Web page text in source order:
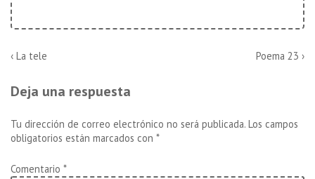
Navegación
de
entradas
La
es
‹ La tele
La
Poema 23 ›
Deja una respuesta
Tu dirección de correo electrónico no será publicada. Los campos
obligatorios están marcados con *
Comentario *